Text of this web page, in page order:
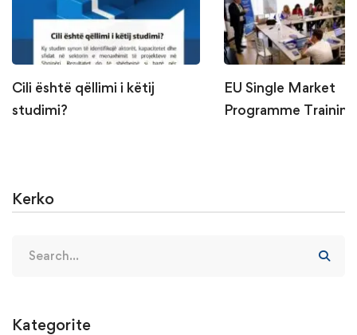
Cili është qëllimi i këtij
studimi?
EU Single Market
Programme
Kerko
Kategorite